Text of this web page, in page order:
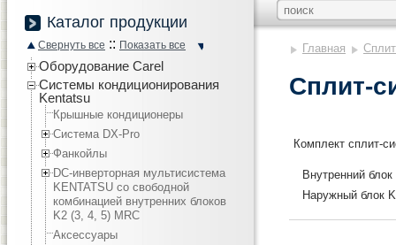
Каталог продукции
Свернуть все :: Показать все
Оборудование Carel
Системы кондиционирования
Kentatsu
Крышные кондиционеры
Система DX-Pro
Фанкойлы
DC-инверторная мультисистема
KENTATSU со свободной
комбинацией внутренних блоков
K2 (3, 4, 5) MRC
Аксессуары
Главная
Сплит-
Комплект сплит-
Внутренний
Наружный блок